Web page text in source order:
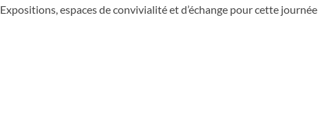
Expositions, espaces de convivialité et d’échange pour cette journée